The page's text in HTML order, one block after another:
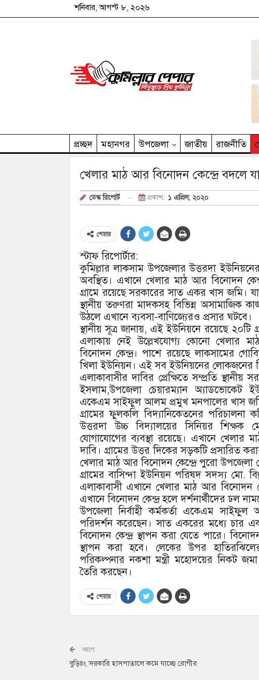
শনিবার, আগস্ট ৮, ২০২৬
প্রচ্ছদ মহানগর উপজেলা জাতীয় রাজনীতি
খেলার মাঠ আর বিনোদন কেন্দ্রে বদলে
ডেস্ক রিপোর্ট প্রকাশ: ১ এপ্রিল, ২০২০
শেয়ার
স্টাফ রিপোর্টার:
কুমিল্লার লাকসাম উপজেলার উত্তরদা
অবস্থিত। এখানে খেলার মাঠ আর বিনোদন
গ্রামে রয়েছে সরকারের সাত একর খাস জমি।
স্থানীয় তরুণরা মাদকসহ বিভিন্ন অসামাজিক
উঠলে এখানে ব্যবসা-বাণিজ্যেরও প্রসার ঘটবে।
স্থানীয় সূত্র জানায়, এই ইউনিয়নে রয়েছে
এলাকায় নেই উল্লেখযোগ্য কোনো খেলার
বিনোদন কেন্দ্র। পাশে রয়েছে লাকসামের
খিলা ইউনিয়ন। এই সব ইউনিয়নের লোকজনের
এলাকাবাসীর দাবির প্রেক্ষিতে সম্প্রতি
ইসলাম,উপজেলা চেয়ারম্যান অ্যাডভোকেট
একেএম সাইফুল আলম প্রমুখ মনপালের খাস
গ্রামের ফুলকলি বিদ্যানিকেতনের
উত্তরদা উচ্চ বিদ্যালয়ের সিনিয়র শিক্ষক
যোগাযোগের ব্যবস্থা রয়েছে। এখানে খেলার
দাবি। গ্রামের উত্তর দিকের সড়কটি প্রসারিত
খেলার মাঠ আর বিনোদন কেন্দ্রে পুরো
গ্রামের বাসিন্দা ইউনিয়ন পরিষদ সদস্য মো.
এলাকাবাসী এখানে খেলার মাঠ আর বিনোদন
এখানে বিনোদন কেন্দ্র হলে দর্শনার্থীদের ঢল
উপজেলা নির্বাহী কর্মকর্তা একেএম সাইফুল
পরিদর্শন করেছেন। সাত একরের মধ্যে চার
বিনোদন কেন্দ্র স্থাপন করা যেতে পারে।
স্থাপন করা হবে। লেকের উপর
পরিকল্পনার নকশা মন্ত্রী মহোদয়ের নিকট
তৈরি করছেন।
শেয়ার
আগে
বুড়িচং সরকারি হাসপাতালে কমে যাচ্ছে রোগীর